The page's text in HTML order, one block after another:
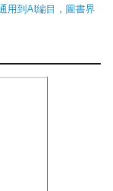
用到AI編目，圖書界